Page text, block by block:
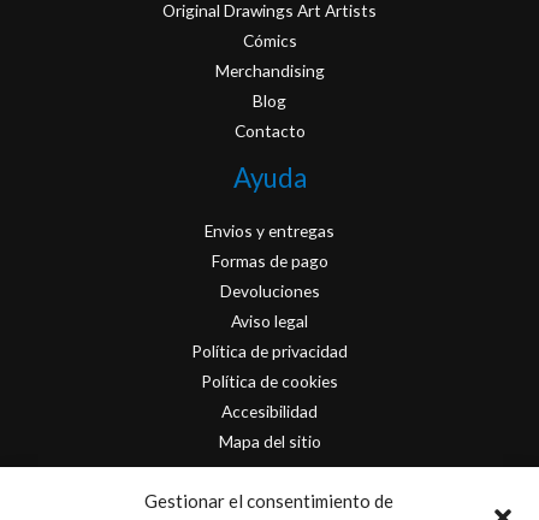
Gestionar el consentimiento de
Original Drawings Art Artists
Cómics
Merchandising
Blog
Contacto
Ayuda
Envios y entregas
Formas de pago
Devoluciones
Aviso legal
Política de privacidad
Política de cookies
Accesibilidad
Mapa del sitio
Contacto